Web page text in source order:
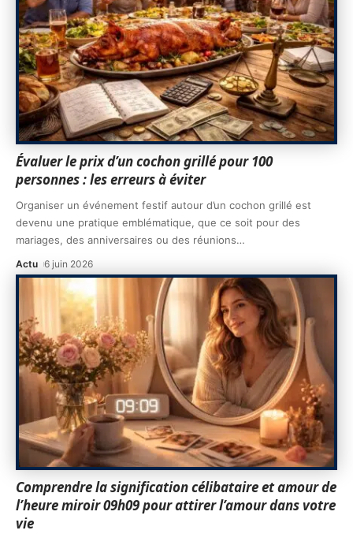
Évaluer le prix d’un cochon grillé pour 100
personnes : les erreurs à éviter
Organiser un événement festif autour d’un cochon grillé est
devenu une pratique emblématique, que ce soit pour des
mariages, des anniversaires ou des réunions…
Actu 6 juin 2026
Comprendre la signification célibataire et amour de
l’heure miroir 09h09 pour attirer l’amour dans votre
vie